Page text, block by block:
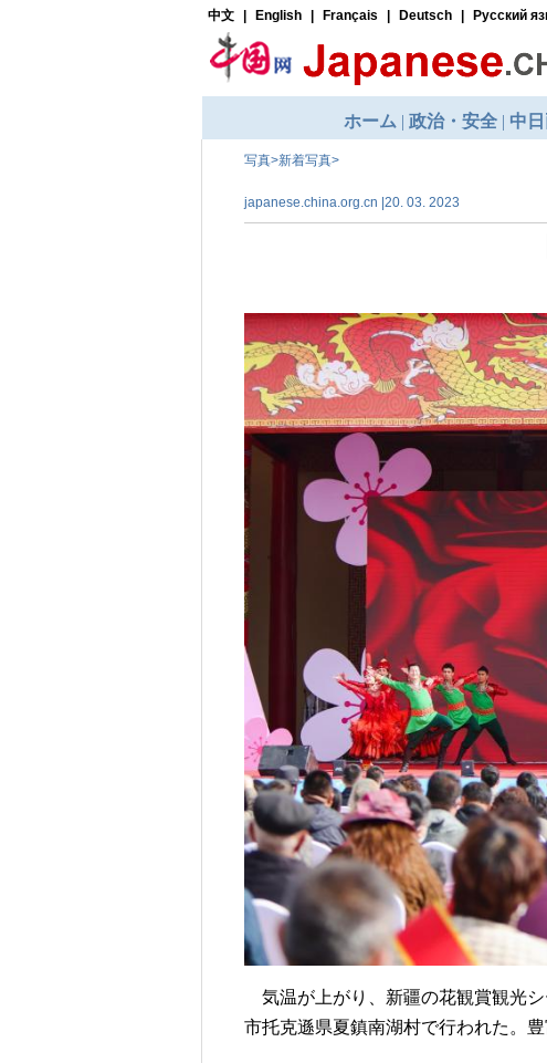
写真>新着写真>
japanese.china.org.cn |20. 03. 2023
気温が上がり、新疆の花観賞観光
市托克遜県夏鎮南湖村で行われた。